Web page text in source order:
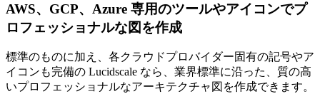
AWS、GCP、Azure 専用のツールやアイコンでプ
ロフェッショナルな図を作成
標準のものに加え、各クラウドプロバイダー固有の記号やア
イコンも完備の Lucidscale なら、業界標準に沿った、質の高
いプロフェッショナルなアーキテクチャ図を作成できます。